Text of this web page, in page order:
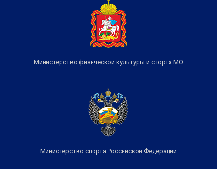
Министерство физической культуры и спорта МО
Министерство спорта Российской Федерации